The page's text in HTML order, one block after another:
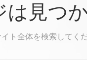
見つ
ト全体を検索してくだ